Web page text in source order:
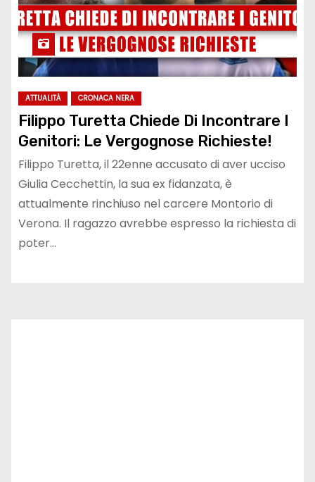
ATTUALITÀ CRONACA NERA
Filippo Turetta Chiede Di Incontrare I
Genitori: Le Vergognose Richieste!
Filippo Turetta, il 22enne accusato di aver ucciso
Giulia Cecchettin, la sua ex fidanzata, è
attualmente rinchiuso nel carcere Montorio di
Verona. Il ragazzo avrebbe espresso la richiesta di
poter…